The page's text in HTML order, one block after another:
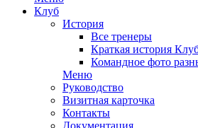
Клуб
История
Все тренеры
Краткая история
Командное фото
Меню
Руководство
Визитная карточка
Контакты
Документация